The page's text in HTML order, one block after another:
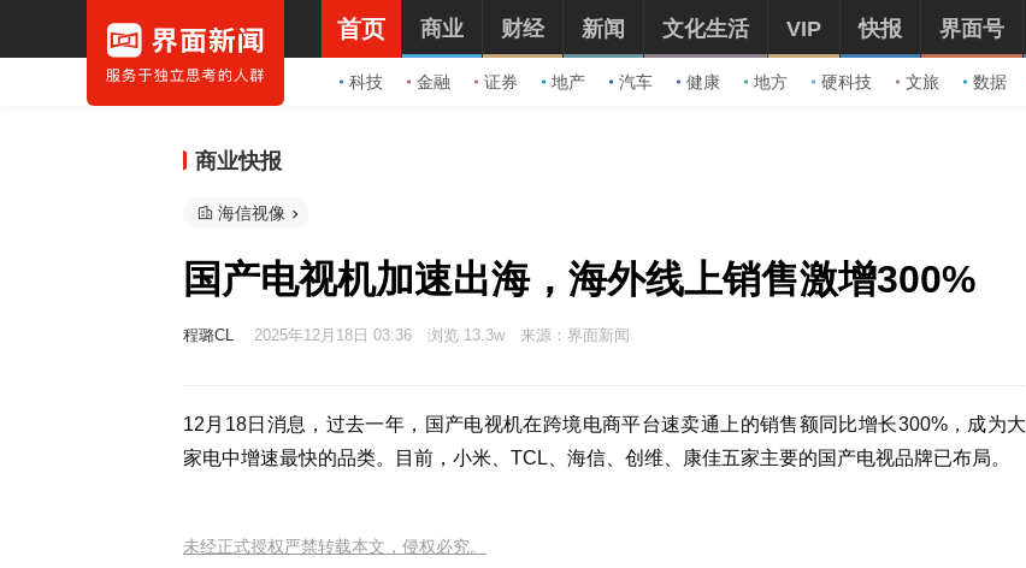
首页
科技 金融 证券 地产 汽车 健康 地方 硬科技 文旅 数据
商业 财经 新闻 文化生活 VIP 快报 界面号
商业快报
海信视像
国产电视机加速出海，海外线上销售激增300%
程璐CL 2025年12月18日 03:36 浏览 13.3w 来源：界面新闻
12月18日消息，过去一年，国产电视机在跨境电商平台速卖通上的销售额同比增长300%，成为大
家电中增速最快的品类。目前，小米、TCL、海信、创维、康佳五家主要的国产电视品牌已布局。
未经正式授权严禁转载本文，侵权必究。